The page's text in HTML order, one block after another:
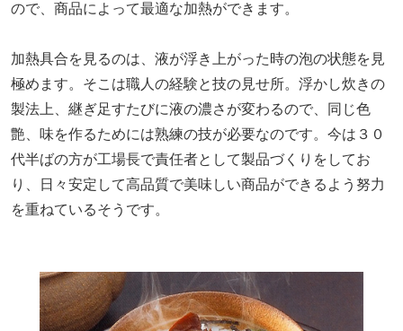
ので、商品によって最適な加熱ができます。
加熱具合を見るのは、液が浮き上がった時の泡の状態を見
極めます。そこは職人の経験と技の見せ所。浮かし炊きの
製法上、継ぎ足すたびに液の濃さが変わるので、同じ色
艶、味を作るためには熟練の技が必要なのです。今は３０
代半ばの方が工場長で責任者として製品づくりをしてお
り、日々安定して高品質で美味しい商品ができるよう努力
を重ねているそうです。